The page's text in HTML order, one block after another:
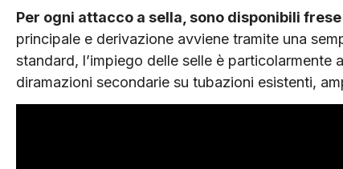
Per ogni attacco a sella, sono disponibili
principale e derivazione avviene tramite una
standard, l’impiego delle selle è
diramazioni secondarie su tubazioni esistenti,